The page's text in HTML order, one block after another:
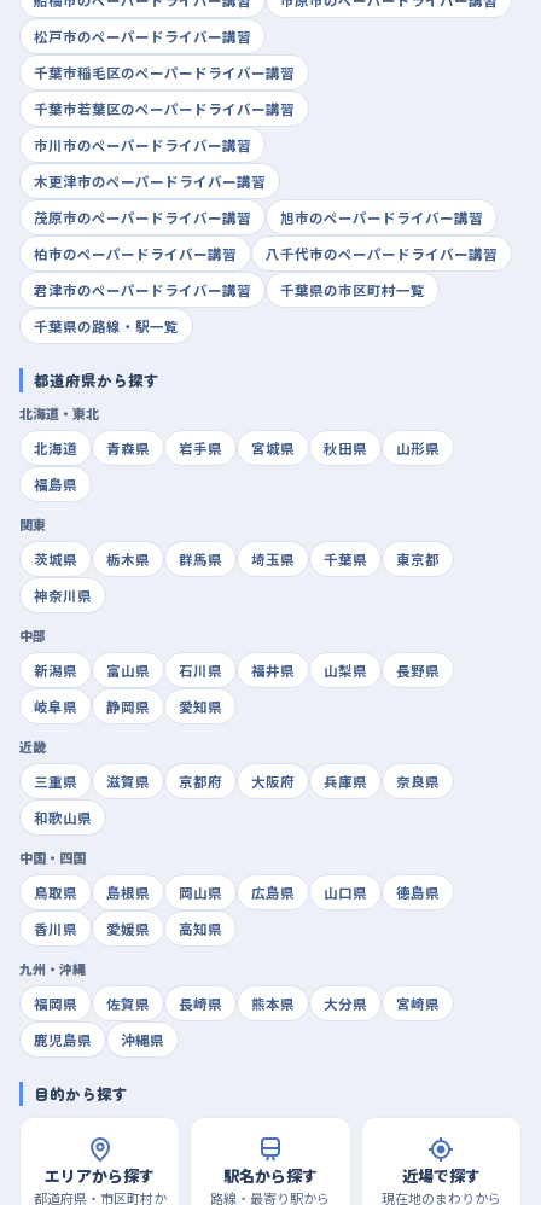
松戸市のペーパードライバー講習
千葉市稲毛区のペーパードライバー講習
千葉市若葉区のペーパードライバー講習
市川市のペーパードライバー講習
木更津市のペーパードライバー講習
茂原市のペーパードライバー講習
旭市のペーパードライバー講習
柏市のペーパードライバー講習
八千代市のペーパードライバー講習
君津市のペーパードライバー講習
千葉県の市区町村一覧
千葉県の路線・駅一覧
都道府県から探す
北海道・東北
北海道
青森県 岩手県 宮城県 秋田県
山形県
福島県
関東
茨城県
栃木県 群馬県 埼玉県 千葉県
東京都
神奈川県
中部
新潟県
富山県 石川県 福井県 山梨県
長野県
岐阜県
静岡県 愛知県
近畿
三重県
滋賀県 京都府 大阪府 兵庫県
奈良県
和歌山県
中国・四国
鳥取県
島根県 岡山県 広島県 山口県
徳島県
香川県
愛媛県 高知県
九州・沖縄
福岡県
佐賀県 長崎県 熊本県 大分県
宮崎県
鹿児島県
沖縄県
目的から探す
エリアから探す
都道府県・市区町村か
駅名から探す
路線・最寄り駅から
近場で探す
現在地のまわりから